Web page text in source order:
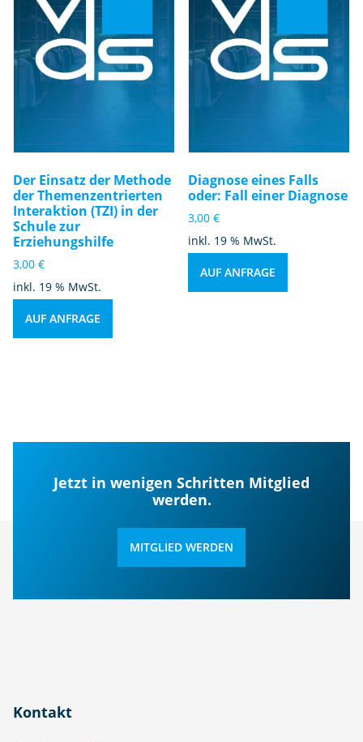
Der Einsatz der Methode
der Themenzentrierten
Interaktion (TZI) in der
Schule zur
Erziehungshilfe
3,00 €
inkl. 19 % MwSt.
AUF ANFRAGE
Diagnose eines Falls
oder: Fall einer Diagnose
3,00€
inkl. 19 % MwSt.
AUF ANFRAGE
Jetzt in wenigen Schritten Mitglied
werden.
MITGLIED WERDEN
Kontakt